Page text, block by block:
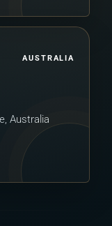
AUSTRALIA
Australia